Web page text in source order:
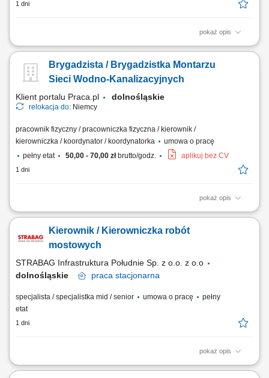
1 dni
pokaż opis
Zadania: Nadzór techniczny nad pracami ziemnymi, żelbetowymi i
wykonania fundamentów pod słupy SN, aparaturę, kontenery BESS i
obiekty kubaturowe; Organizacja pracy zespołów własnych oraz
Brygadzista / Brygadzistka Montarzu
Sieci Wodno-Kanalizacyjnych
Klient portalu Praca.pl dolnośląskie
relokacja do: Niemcy
pracownik fizyczny / pracowniczka fizyczna / kierownik /
kierowniczka / koordynator / koordynatorka
umowa o pracę
pełny etat
50,00 - 70,00 złbrutto/godz. aplikuj bez CV
1 dni
pokaż opis
Budowa i montaż zewnętrznych sieci wodno-kanalizacyjnych;
Realizacja robót na podstawie dokumentacji technicznej; Obsługa
niwelatora tradycyjnego oraz laserowego; Nadzór nad terminowością i
Kierownik / Kierowniczka robót
mostowych
STRABAG Infrastruktura Południe Sp. z o.o. z o.o
dolnośląskie
praca stacjonarna
specjalista / specjalistka mid / senior umowa o pracę
pełny
etat
1 dni
pokaż opis
Twoja rola w STRABAG przygotowywanie dokumentów budowy i